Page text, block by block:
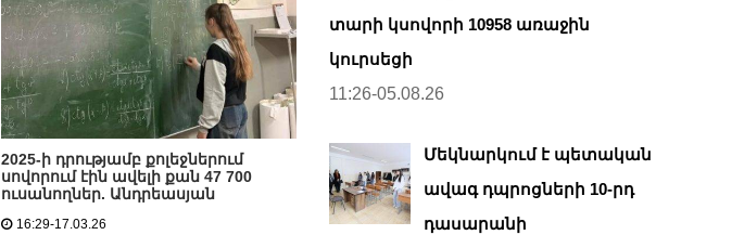
2025-ի դրությամբ քոլեջներում
սովորում էին ավելի քան 47 700
ուսանողներ. Անդրեասյան
16:29-17.03.26
տարի կսովորի 10958 առաջին
կուրսեցի
11:26-05.08.26
Մեկնարկում է պետական
ավագ դպրոցների 10-րդ
դասարանի